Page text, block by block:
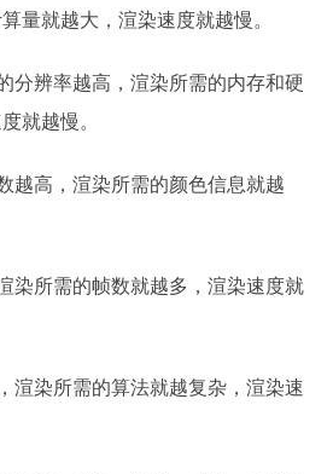
量就越大，渲染速度就越慢。
分辨率越高，渲染所需的内存和硬
就越慢。
越高，渲染所需的颜色信息就越
染所需的帧数就越多，渲染速度就
渲染所需的算法就越复杂，渲染速